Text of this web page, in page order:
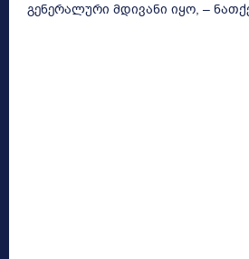
გენერალური მდივანი იყო, –